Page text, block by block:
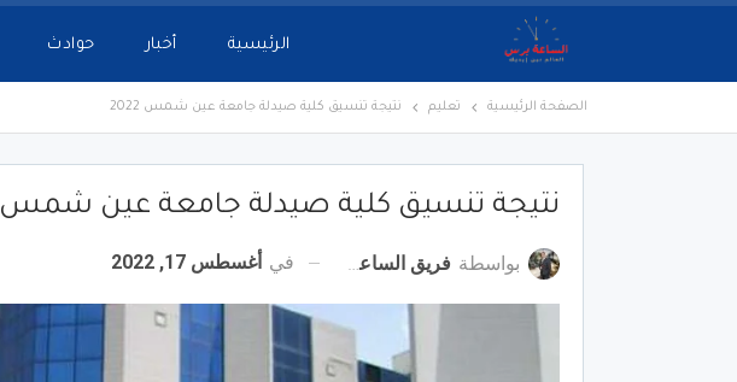
الرئيسية أخبار حوادث
الصفحة الرئيسية تعليم نتيجة تنسيق كلية صيدلة جامعة عين شمس 2022
نتيجة تنسيق كلية صيدلة جامعة عين شمس 2022
بواسطة فريق الساعة برس في أغسطس 17, 2022